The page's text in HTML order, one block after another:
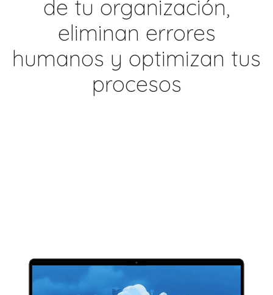
de tu organización,
eliminan errores
humanos y optimizan tus
procesos